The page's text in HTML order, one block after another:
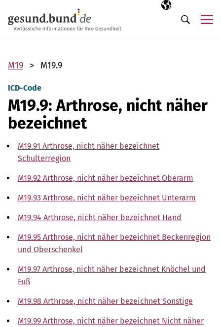
Ausgewählte
DE
Suche
M19 M19.9
ICD-Code
M19.9: Arthrose, nicht näher
bezeichnet
M19.91 Arthrose, nicht näher bezeichnet
Schulterregion
M19.92 Arthrose, nicht näher bezeichnet Oberarm
M19.93 Arthrose, nicht näher bezeichnet Unterarm
M19.94 Arthrose, nicht näher bezeichnet Hand
M19.95 Arthrose, nicht näher bezeichnet Beckenregion
und Oberschenkel
M19.97 Arthrose, nicht näher bezeichnet Knöchel und
Fuß
M19.98 Arthrose, nicht näher bezeichnet Sonstige
M19.99 Arthrose, nicht näher bezeichnet Nicht näher